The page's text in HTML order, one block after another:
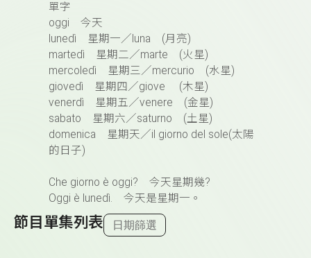
單字
oggi 今天
lunedì 星期一／luna (月亮)
martedì 星期二／marte (火星)
mercoledì 星期三／mercurio (水星)
giovedì 星期四／giove (木星)
venerdì 星期五／venere (金星)
sabato 星期六／saturno (土星)
domenica 星期天／il giorno del sole(太陽
的日子)
Che giorno è oggi? 今天星期幾?
Oggi è lunedì. 今天是星期一。
節目單集列表 日期篩選